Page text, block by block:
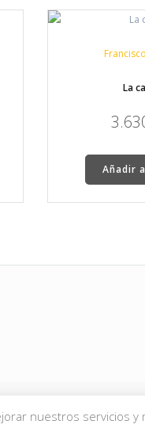
La
Añadir
Todos los derechos
nuestros servicios